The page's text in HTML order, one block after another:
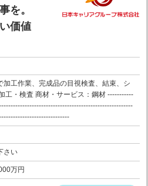
を。
価値
加工作業、完成品の目視検査、結束、シ
工・検査 商材・サービス：鋼材 -----------
さい
万円